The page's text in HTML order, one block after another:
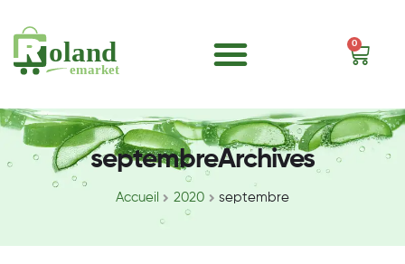
0
septembreArchives
Accueil 2020 septembre